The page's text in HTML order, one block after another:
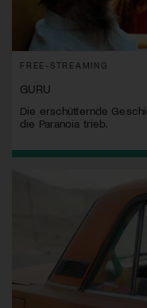
FREE-STREAMING
GURU
Die erschütternde
die Paranoia trieb.